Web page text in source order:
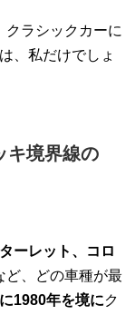
クラシックカーに
、私だけでしょ
キ境界線の
ーレット、コロ
、どの車種が最
1980年を境にク